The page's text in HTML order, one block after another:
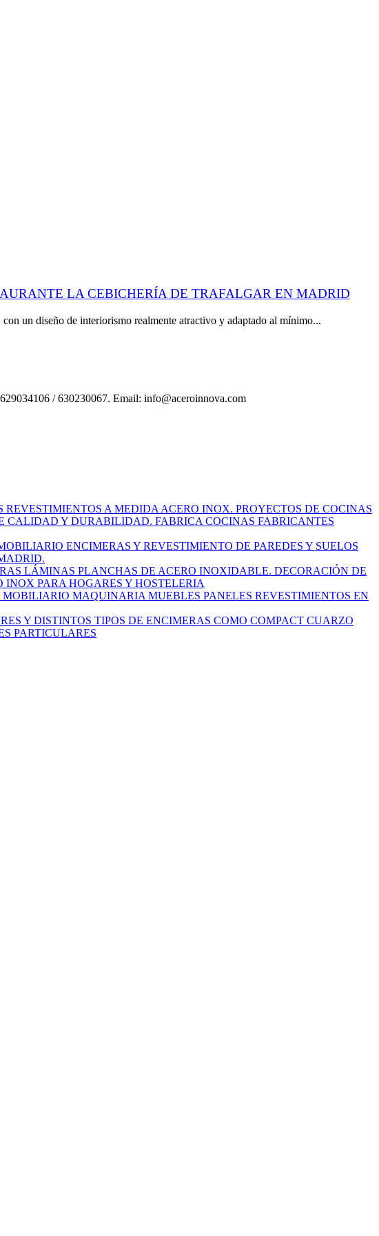
LA CEBICHERÍA DE TRAFALGAR EN MADRID
un diseño de interiorismo realmente atractivo y adaptado al mínimo...
/ 630230067. Email: info@aceroinnova.com
A MEDIDA ACERO INOX. PROYECTOS DE COCINAS
CALIDAD Y DURABILIDAD. FABRICA COCINAS FABRICANTES
ENCIMERAS Y REVESTIMIENTO DE PAREDES Y SUELOS
LÁMINAS PLANCHAS DE ACERO INOXIDABLE. DECORACIÓN DE
PARA HOGARES Y HOSTELERIA
MAQUINARIA MUEBLES PANELES REVESTIMIENTOS EN
Y DISTINTOS TIPOS DE ENCIMERAS COMO COMPACT CUARZO
PARTICULARES